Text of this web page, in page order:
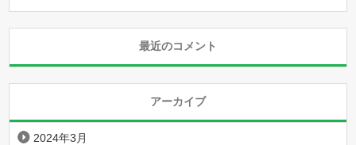
最近のコメント
アーカイブ
2024年3月